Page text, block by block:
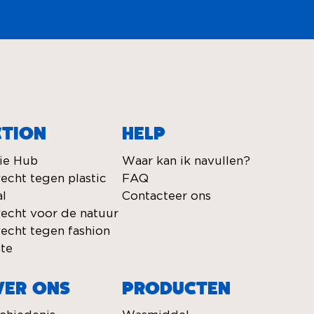
Hub
tegen plastic
voor de natuur
tegen fashion
HELP
Waar kan ik navullen?
FAQ
Contacteer ons
ONS PRODUCTEN